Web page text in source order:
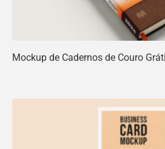
Mockup de Cadernos de Couro